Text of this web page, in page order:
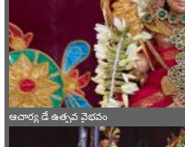
ఆచార్య డే ఉత్సవ వైభవం